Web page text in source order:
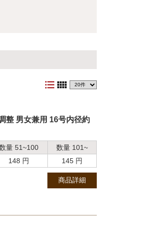
format_list_bulleted view_comfy
整 男女兼用 16号内径約
量 51~100
数量 101~
148 円 145 円
商品詳細